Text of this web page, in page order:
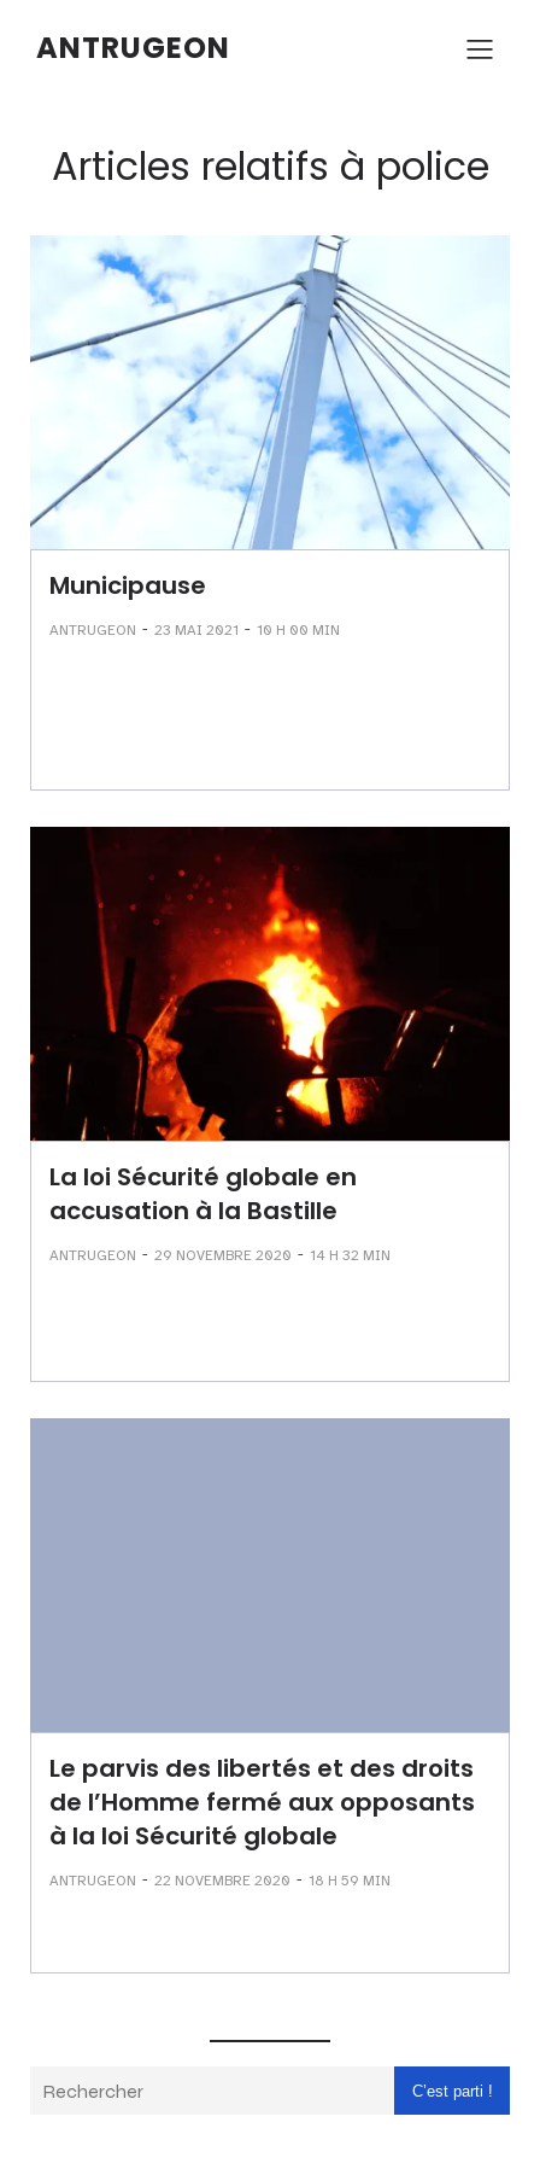
ANTRUGEON
Articles relatifs à police
Municipause
ANTRUGEON - 23 MAI 2021 - 10 H 00 MIN
La loi Sécurité globale en
accusation à la Bastille
ANTRUGEON - 29 NOVEMBRE 2020 - 14 H 32 MIN
Le parvis des libertés et des droits
de l’Homme fermé aux opposants
à la loi Sécurité globale
ANTRUGEON - 22 NOVEMBRE 2020 - 18 H 59 MIN
C’est parti !